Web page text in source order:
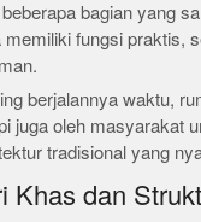
bagian yang
memiliki fungsi praktis,
berjalannya waktu,
juga oleh masyarakat
tradisional yang
Khas dan